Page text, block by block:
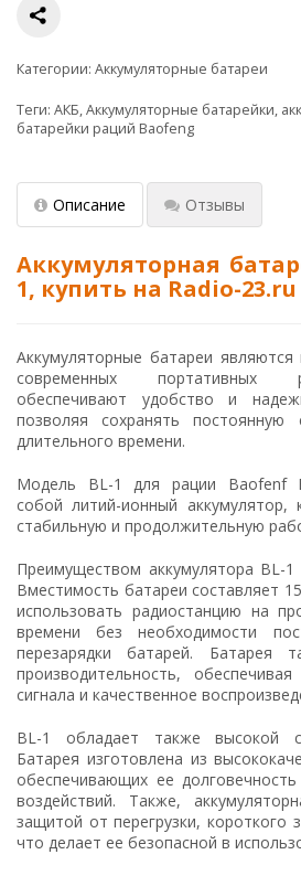
Категории: Аккумуляторные батареи
Теги: АКБ,Аккумуляторные батарейки,
батарейки раций Baofeng
Описание Отзывы
Аккумуляторная
1, купить на Radio-23.ru
Аккумуляторные батареи
современных портативных
обеспечивают удобство и
позволяя сохранять
длительного времени.
Модель BL-1 для рации Baofenf
собой литий-ионный аккумулятор,
стабильную и продолжительную
Преимуществом аккумулятора BL-1
Вместимость батареи составляет
использовать радиостанцию на
времени без необходимости
перезарядки батарей. Батарея
производительность,
сигнала и качественное
BL-1 обладает также высокой
Батарея изготовлена из
обеспечивающих ее
воздействий. Также,
защитой от перегрузки, короткого
что делает ее безопасной в